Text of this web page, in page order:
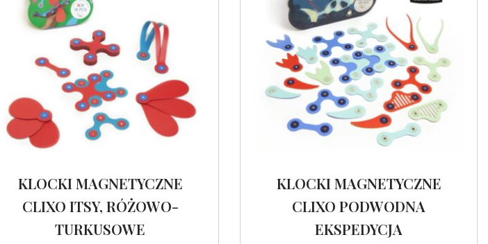
KLOCKI MAGNETYCZNE
CLIXO ITSY, RÓŻOWO-
TURKUSOWE
KLOCKI MAGNETYCZNE
CLIXO PODWODNA
EKSPEDYCJA